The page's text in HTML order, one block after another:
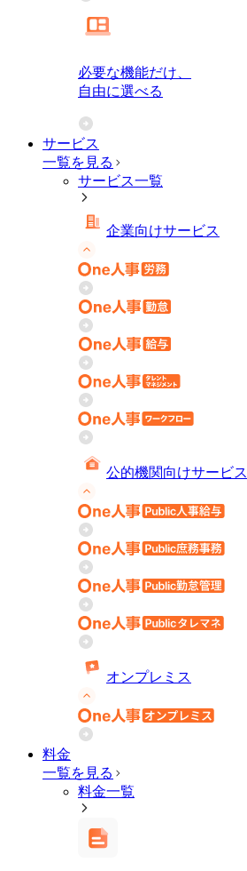
必要な機能だけ、
自由に選べる
サービス
一覧を見る
サービス一覧
企業向けサービス
公的機関向けサービス
オンプレミス
料金
一覧を見る
料金一覧